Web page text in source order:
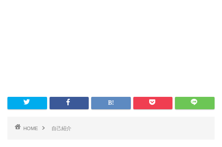
HOME 自己紹介